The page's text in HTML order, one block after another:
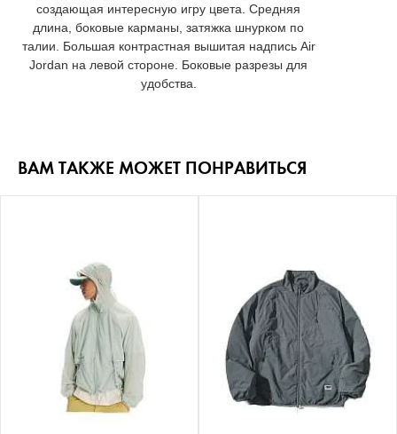
создающая интересную игру цвета. Средняя
длина, боковые карманы, затяжка шнурком по
талии. Большая контрастная вышитая надпись Air
Jordan на левой стороне. Боковые разрезы для
удобства.
ВАМ ТАКЖЕ МОЖЕТ ПОНРАВИТЬСЯ